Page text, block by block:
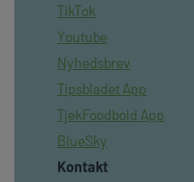
TikTok
Youtube
Nyhedsbrev
Tipsbladet App
TjekFoodbold App
BlueSky
Kontakt